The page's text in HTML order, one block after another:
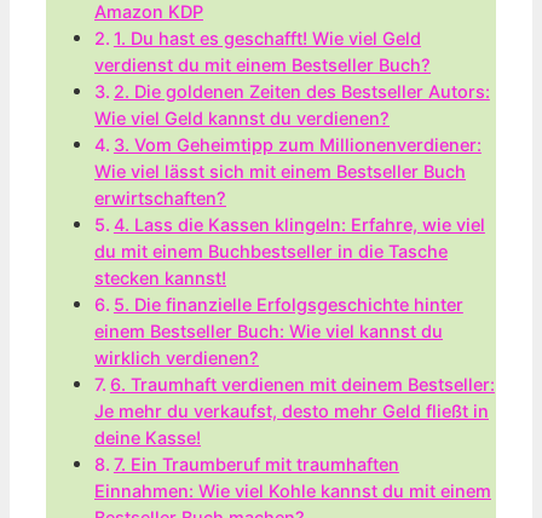
Amazon KDP
1. Du hast es geschafft! Wie viel Geld
verdienst du mit einem Bestseller Buch?
2. Die goldenen Zeiten des Bestseller Autors:
Wie viel Geld kannst du verdienen?
3. Vom Geheimtipp zum Millionenverdiener:
Wie viel lässt sich mit einem Bestseller Buch
erwirtschaften?
4. Lass die Kassen klingeln: Erfahre, wie viel
du mit einem Buchbestseller in die Tasche
stecken kannst!
5. Die finanzielle Erfolgsgeschichte hinter
einem Bestseller Buch: Wie viel kannst du
wirklich verdienen?
6. Traumhaft verdienen mit deinem Bestseller:
Je mehr du verkaufst, desto mehr Geld fließt in
deine Kasse!
7. Ein Traumberuf mit traumhaften
Einnahmen: Wie viel Kohle kannst du mit einem